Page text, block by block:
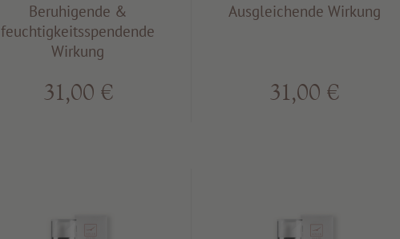
Beruhigende &
feuchtigkeitsspendende
Wirkung
31,00 €
Ausgleichende Wirkung
31,00 €